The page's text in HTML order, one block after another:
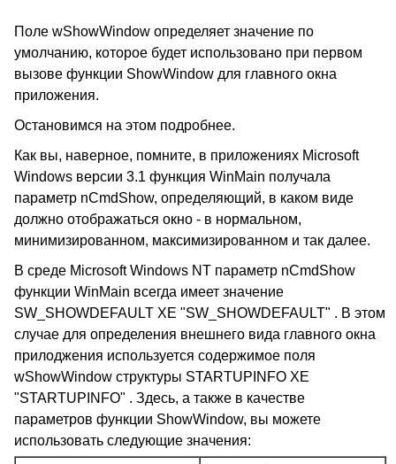
Поле wShowWindow определяет значение по
умолчанию, которое будет использовано при первом
вызове функции ShowWindow для главного окна
приложения.
Остановимся на этом подробнее.
Как вы, наверное, помните, в приложениях Microsoft
Windows версии 3.1 функция WinMain получала
параметр nCmdShow, определяющий, в каком виде
должно отображаться окно - в нормальном,
минимизированном, максимизированном и так далее.
В среде Microsoft Windows NT параметр nCmdShow
функции WinMain всегда имеет значение
SW_SHOWDEFAULT XE "SW_SHOWDEFAULT" . В этом
случае для определения внешнего вида главного окна
прилоджения используется содержимое поля
wShowWindow структуры STARTUPINFO XE
"STARTUPINFO" . Здесь, а также в качестве
параметров функции ShowWindow, вы можете
использовать следующие значения: